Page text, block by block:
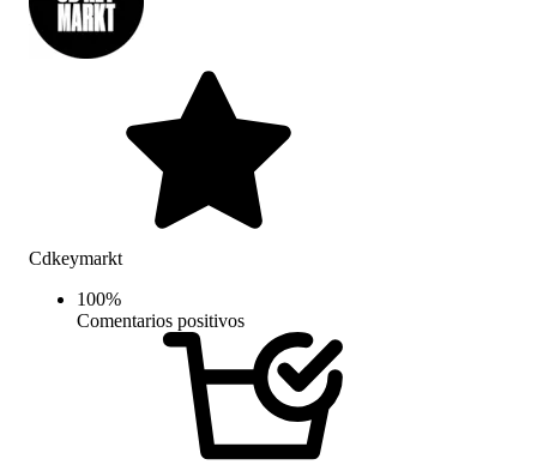
Cdkeymarkt
100%
Comentarios positivos